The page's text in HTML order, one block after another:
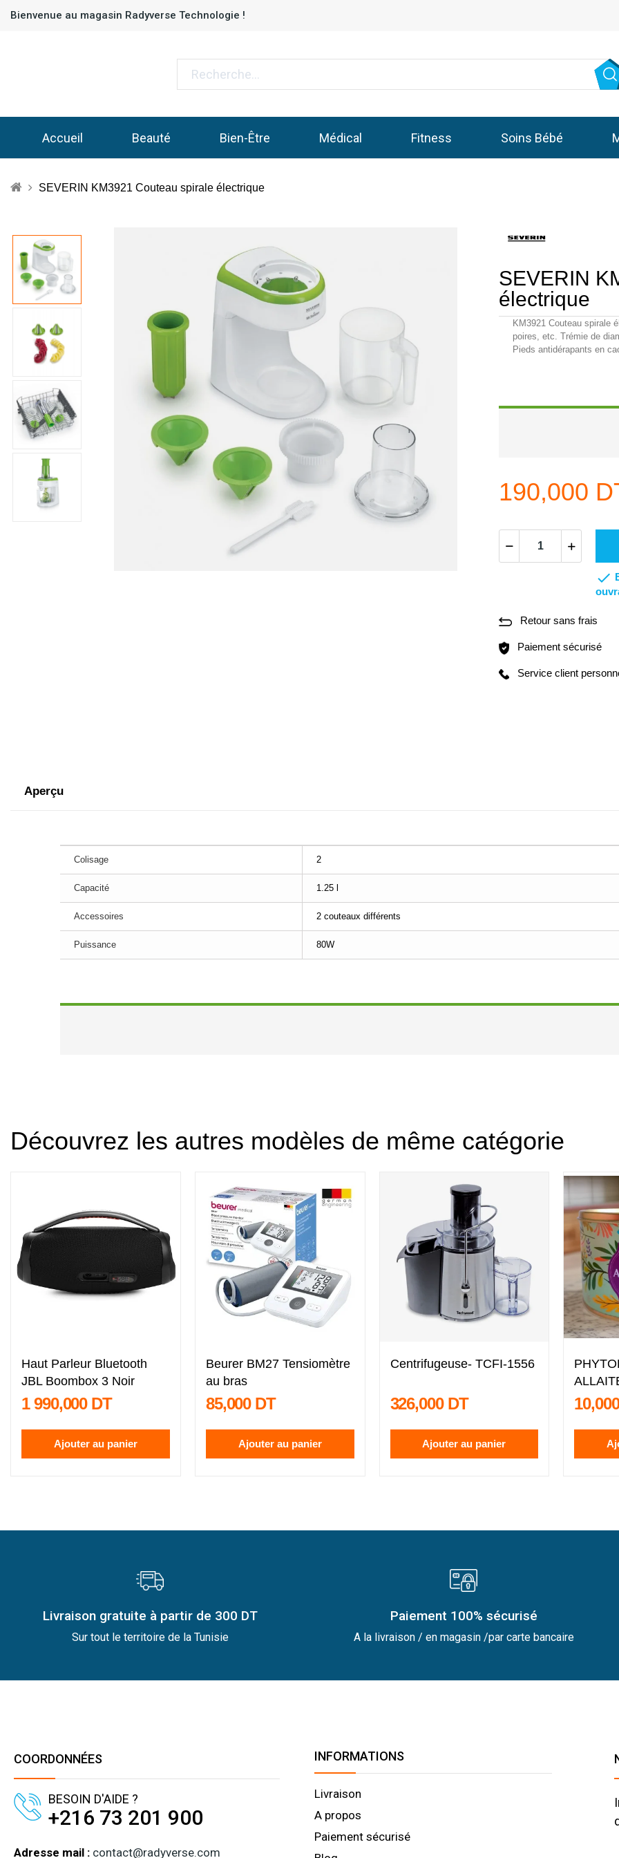
Bienvenue au magasin Radyverse Technologie !
Accueil Beauté Bien-Être Médical Fitness Soins Bébé
SEVERIN KM3921 Couteau spirale électrique
SEVERIN
électrique
KM3921 Couteau spirale
poires, etc. Trémie de
Pieds antidérapants en
190,000

Retour sans frais
Paiement sécurisé
Service client
Aperçu
Colisage 2
Capacité 1.25 l
Accessoires 2 couteaux différents
Puissance 80W
Découvrez les autres modèles de même catégorie
Haut Parleur Bluetooth
JBL Boombox 3 Noir
1 990,000 DT
Ajouter au panier
Beurer BM27 Tensiomètre
au bras
85,000 DT
Ajouter au panier
Centrifugeuse- TCFI-1556
326,000 DT
Ajouter au panier
Livraison gratuite à partir de 300 DT
Sur tout le territoire de la Tunisie
Paiement 100% sécurisé
A la livraison / en magasin /par carte bancaire
COORDONNÉES
BESOIN D'AIDE ?
+216 73 201 900
Adresse mail : contact@radyverse.com
INFORMATIONS
Livraison
A propos
Paiement sécurisé